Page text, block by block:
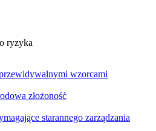
ryzyka
wzorcami
złożoność
starannego zarządzania